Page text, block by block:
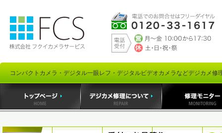
コンパクトカメラ・デジタル一眼レフ・デジタルビデオカメラなどデジカメ修